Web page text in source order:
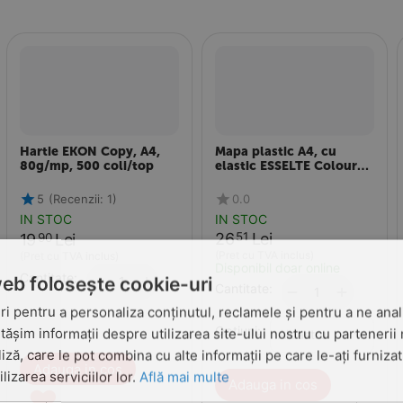
Hartie EKON Copy, A4,
80g/mp, 500 coli/top
5 (Recenzii: 1)
IN STOC
1990 Lei
Cantitate: +
−
Adauga in cos
Mapa plastic A4, cu
elastic ESSELTE Colour
0.0
IN STOC
2651 Lei
Optiuni:
Adauga in cos
folosește cookie-uri
pentru a personaliza conținutul, reclamele și pentru a ne
informații despre utilizarea site-ului nostru cu partenerii
care le pot combina cu alte informații pe care le-ați
serviciilor lor. Află mai multe